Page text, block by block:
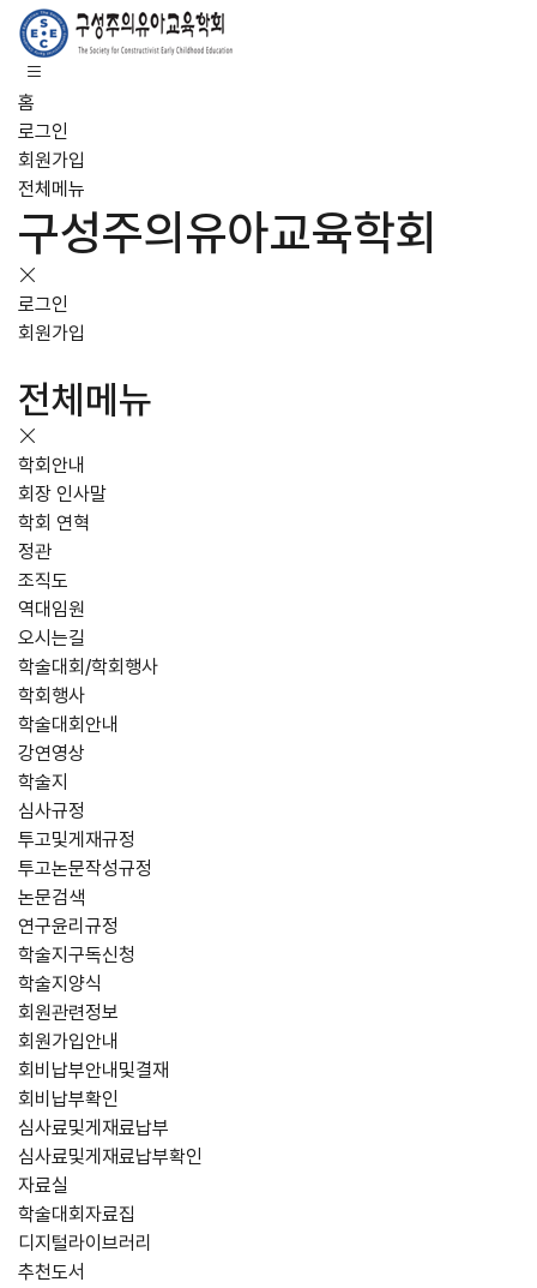
홈
로그인
회원가입
전체메뉴
구성주의유아교육학회
로그인
회원가입
전체메뉴
학회안내
회장 인사말
학회 연혁
정관
조직도
역대임원
오시는길
학술대회/학회행사
학회행사
학술대회안내
강연영상
학술지
심사규정
투고및게재규정
투고논문작성규정
논문검색
연구윤리규정
학술지구독신청
학술지양식
회원관련정보
회원가입안내
회비납부안내및결재
회비납부확인
심사료및게재료납부
심사료및게재료납부확인
자료실
학술대회자료집
디지털라이브러리
추천도서